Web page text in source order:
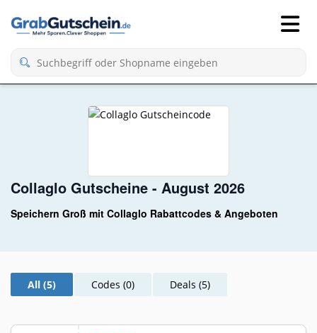
Collaglo Gutscheine - August 2026
Speichern Groß mit Collaglo Rabattcodes & Angeboten
All (5) Codes (0) Deals (5)